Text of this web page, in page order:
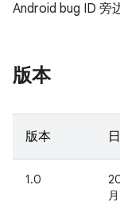
Android bug ID 旁
版本
版本
1.0